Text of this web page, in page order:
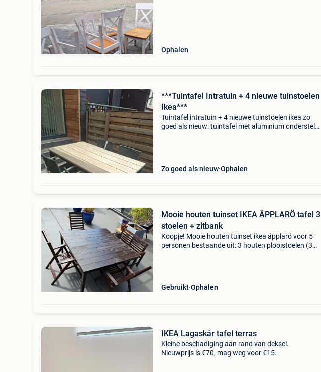
Ophalen
***Tuintafel Intratuin + 4 nieuwe tuinstoelen
Ikea***
Tuintafel intratuin + 4 nieuwe tuinstoelen ikea zo
goed als nieuw: tuintafel met aluminium onderstel
Zo goed als nieuw Ophalen
Mooie houten tuinset IKEA ÄPPLARÖ tafel 3
stoelen + zitbank
Koopje! Mooie houten tuinset ikea äpplarö voor 5
personen bestaande uit: 3 houten plooistoelen (35
Gebruikt Ophalen
IKEA Lagaskär tafel terras
Kleine beschadiging aan rand van deksel.
Nieuwprijs is €70, mag weg voor €15.